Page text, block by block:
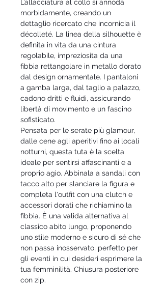
L’allacciatura al collo si annoda
morbidamente, creando un
dettaglio ricercato che incornicia il
décolleté. La linea della silhouette è
definita in vita da una cintura
regolabile, impreziosita da una
fibbia rettangolare in metallo dorato
dal design ornamentale. I pantaloni
a gamba larga, dal taglio a palazzo,
cadono dritti e fluidi, assicurando
libertà di movimento e un fascino
sofisticato.
Pensata per le serate più glamour,
dalle cene agli aperitivi fino ai locali
notturni, questa tuta è la scelta
ideale per sentirsi affascinanti e a
proprio agio. Abbinala a sandali con
tacco alto per slanciare la figura e
completa l'outfit con una clutch e
accessori dorati che richiamino la
fibbia. È una valida alternativa al
classico abito lungo, proponendo
uno stile moderno e sicuro di sé che
non passa inosservato, perfetto per
gli eventi in cui desideri esprimere la
tua femminilità. Chiusura posteriore
con zip.